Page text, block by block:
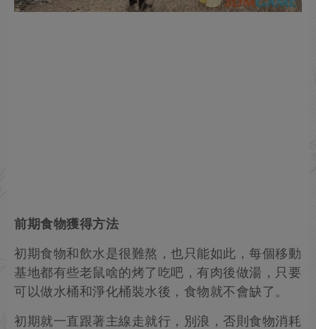
前期食物獲得方法
初期食物和飲水是很難熬，也只能如此，每個移動
基地都有些老鼠啥的烤了吃吧，有肉後做湯，只要
可以做水桶和淨化桶裝水後，食物就不會缺了。
初期就一直跟著主線走就行，別浪，否則食物消耗